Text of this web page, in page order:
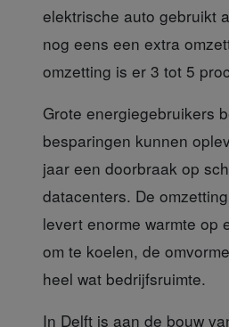
elektrische auto gebruikt
nog eens een extra
omzetting is er 3 tot 5
Grote energiegebruikers
besparingen kunnen
jaar een doorbraak op
datacenters. De
levert enorme warmte op
om te koelen, de
heel wat bedrijfsruimte.
In Delft is aan de bouw